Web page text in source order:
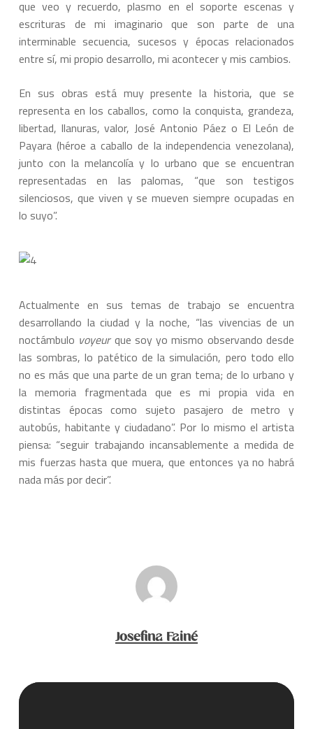
que veo y recuerdo, plasmo en el soporte escenas y
escrituras de mi imaginario que son parte de una
interminable secuencia, sucesos y épocas relacionados
entre sí, mi propio desarrollo, mi acontecer y mis cambios.
En sus obras está muy presente la historia, que se
representa en los caballos, como la conquista, grandeza,
libertad, llanuras, valor, José Antonio Páez o El León de
Payara (héroe a caballo de la independencia venezolana),
junto con la melancolía y lo urbano que se encuentran
representadas en las palomas, “que son testigos
silenciosos, que viven y se mueven siempre ocupadas en
lo suyo”.
Actualmente en sus temas de trabajo se encuentra
desarrollando la ciudad y la noche, “las vivencias de un
noctámbulo voyeur que soy yo mismo observando desde
las sombras, lo patético de la simulación, pero todo ello
no es más que una parte de un gran tema; de lo urbano y
la memoria fragmentada que es mi propia vida en
distintas épocas como sujeto pasajero de metro y
autobús, habitante y ciudadano”. Por lo mismo el artista
piensa: “seguir trabajando incansablemente a medida de
mis fuerzas hasta que muera, que entonces ya no habrá
nada más por decir”.
Josefina Fainé